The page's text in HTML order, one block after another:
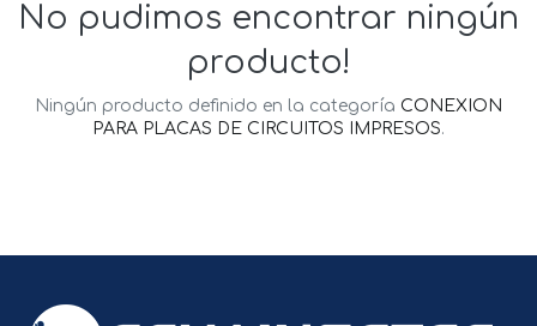
No pudimos encontrar ningún
producto!
Ningún producto definido en la categoría CONEXION
PARA PLACAS DE CIRCUITOS IMPRESOS.